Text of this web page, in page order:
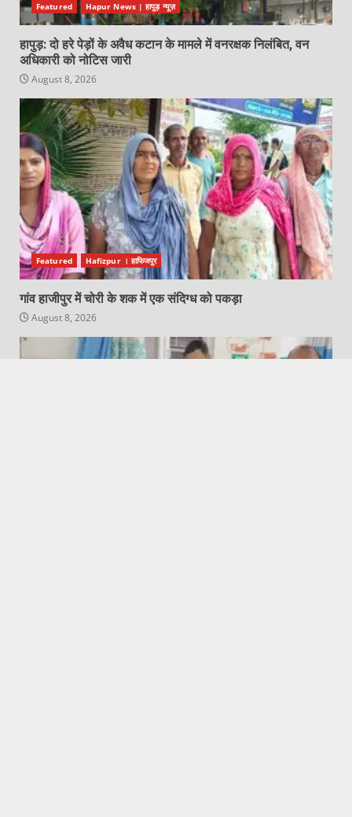
Featured Hapur News | हापुड़ न्यूज़
हापुड़: दो हरे पेड़ों के अवैध कटान के मामले में वनरक्षक निलंबित, वन
अधिकारी को नोटिस जारी
August 8, 2026
Featured Hafizpur । हाफिजपुर
गांव हाजीपुर में चोरी के शक में एक संदिग्ध को पकड़ा
August 8, 2026